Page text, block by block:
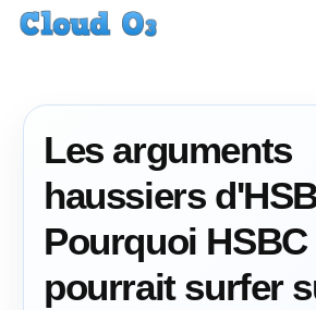
Les arguments
haussiers
Pourquoi HSBC
pourrait surfer